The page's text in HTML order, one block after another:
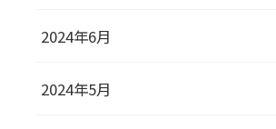
2024年6月
2024年5月